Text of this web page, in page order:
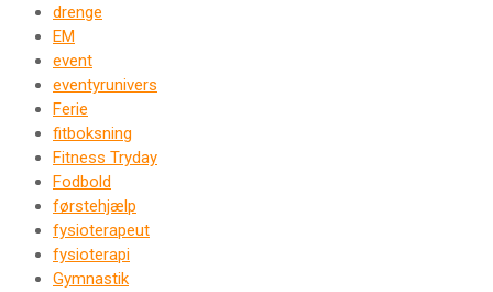
drenge
EM
event
eventyrunivers
Ferie
fitboksning
Fitness Tryday
Fodbold
førstehjælp
fysioterapeut
fysioterapi
Gymnastik